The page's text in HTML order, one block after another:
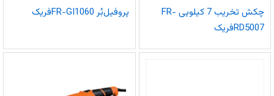
چکش تخریب 7 کیلویی FR-
RD5007فریک
پروفیل‌بُر FR-GI1060فریک